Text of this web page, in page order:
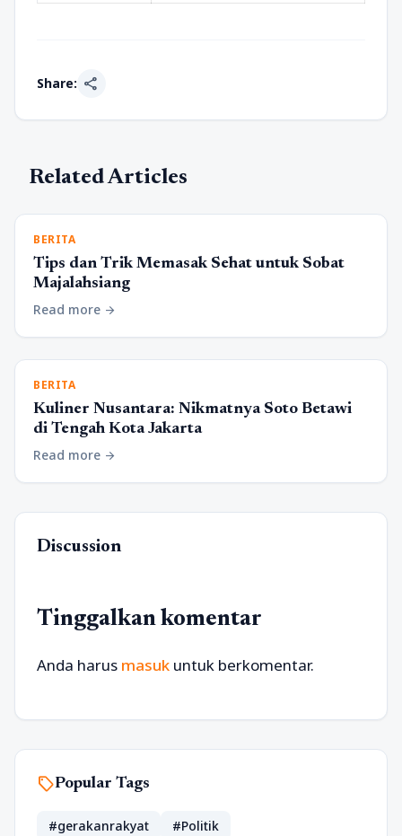
Share: share
Related Articles
BERITA
Tips dan Trik Memasak Sehat untuk Sobat
Majalahsiang
Read more arrow_forward
BERITA
Kuliner Nusantara: Nikmatnya Soto Betawi
di Tengah Kota Jakarta
Read more arrow_forward
Discussion
Tinggalkan komentar
Anda harus masuk untuk berkomentar.
sellPopular Tags
#gerakanrakyat
#Politik